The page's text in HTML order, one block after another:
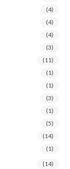
(4)
(4)
(4)
(3)
(11)
(1)
(1)
(3)
(1)
(5)
(14)
(1)
(14)